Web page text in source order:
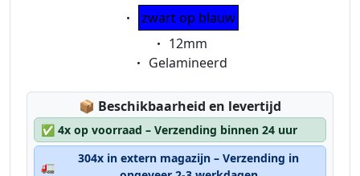
Eigenschaft:
zwart op blauw
Eigenschaft:
12mm
Eigenschaft:
Gelamineerd
📦 Lagerstatus:
Beschikbaarheid en levertijd
✅ 4x op voorraad – Verzending binnen 24 uur
🚛
304x in extern magazijn – Verzending in